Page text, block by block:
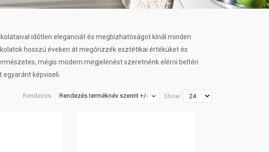
időtlen eleganciát és megbízhatóságot kínál minden
hosszú éveken át megőrizzék esztétikai értéküket és
mégis modern megjelenést szeretnénk elérni beltéri
képviseli.
Rendezés Rendezés terméknév szerint +/- Show: